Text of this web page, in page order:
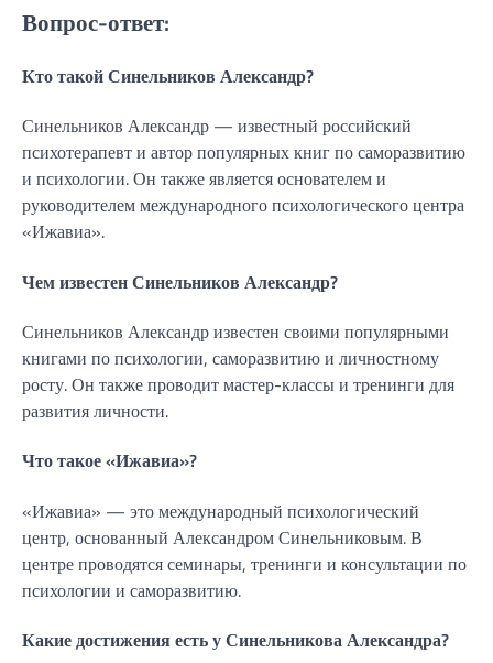
Вопрос-ответ:
Кто такой Синельников Александр?
Синельников Александр — известный российский
психотерапевт и автор популярных книг по саморазвитию
и психологии. Он также является основателем и
руководителем международного психологического центра
«Ижавиа».
Чем известен Синельников Александр?
Синельников Александр известен своими популярными
книгами по психологии, саморазвитию и личностному
росту. Он также проводит мастер-классы и тренинги для
развития личности.
Что такое «Ижавиа»?
«Ижавиа» — это международный психологический
центр, основанный Александром Синельниковым. В
центре проводятся семинары, тренинги и консультации по
психологии и саморазвитию.
Какие достижения есть у Синельникова Александра?